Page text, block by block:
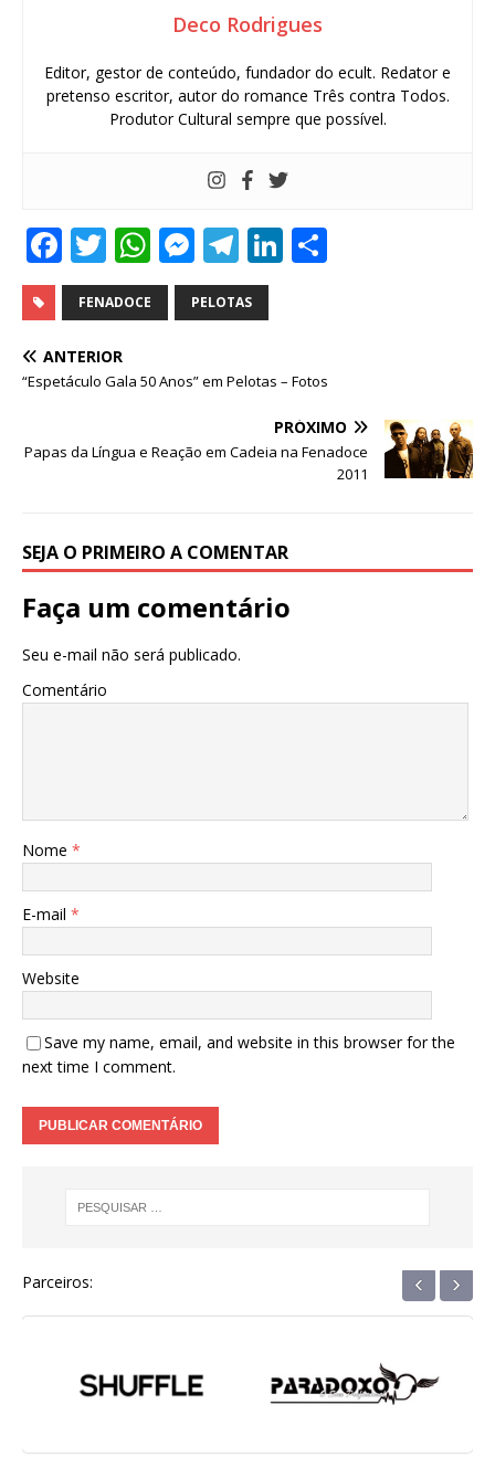
Deco Rodrigues
Editor, gestor de conteúdo, fundador do ecult. Redator e
pretenso escritor, autor do romance Três contra Todos.
Produtor Cultural sempre que possível.
F
a
c
e
b
o
T
w
it
te
r
W
h
at
A
p
M
e
ss
n
e
T
el
e
ra
Li
dI
n
FENADOCE PELOTAS
ANTERIOR
“Espetáculo Gala 50 Anos” em Pelotas – Fotos
PRÓXIMO
Papas da Língua e Reação em Cadeia na Fenadoce
2011
SEJA O PRIMEIRO A COMENTAR
Faça um comentário
Seu e-mail não será publicado.
Comentário
Nome *
E-mail *
Website
Save my name, email, and website in this browser for the
next time I comment.
Parceiros: ‹ ›